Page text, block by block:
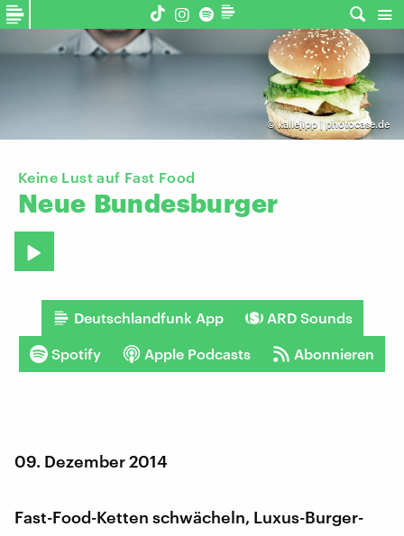
©kallejipp | photocase.de
Keine Lust auf Fast Food
Neue Bundesburger
Deutschlandfunk App ARD Sounds
Spotify Apple Podcasts Abonnieren
09. Dezember 2014
Fast-Food-Ketten schwächeln, Luxus-Burger-